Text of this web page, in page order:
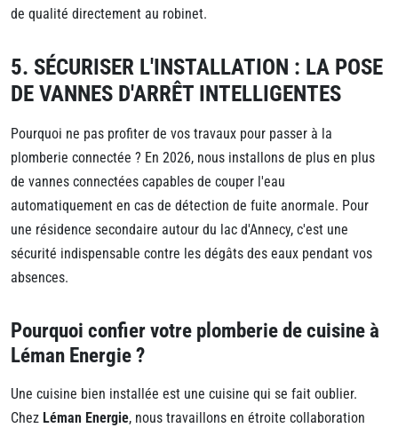
de qualité directement au robinet.
5. SÉCURISER L'INSTALLATION : LA POSE
DE VANNES D'ARRÊT INTELLIGENTES
Pourquoi ne pas profiter de vos travaux pour passer à la
plomberie connectée ? En 2026, nous installons de plus en plus
de vannes connectées capables de couper l'eau
automatiquement en cas de détection de fuite anormale. Pour
une résidence secondaire autour du lac d'Annecy, c'est une
sécurité indispensable contre les dégâts des eaux pendant vos
absences.
Pourquoi confier votre plomberie de cuisine à
Léman Energie ?
Une cuisine bien installée est une cuisine qui se fait oublier.
Chez Léman Energie, nous travaillons en étroite collaboration